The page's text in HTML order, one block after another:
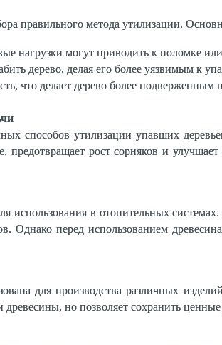
правильного метода утилизации.
нагрузки могут приводить к поломке
дерево, делая его более уязвимым к
что делает дерево более подверженным
способов утилизации упавших
предотвращает рост сорняков и
использования в отопительных
Однако перед использованием
для производства различных
но позволяет сохранить